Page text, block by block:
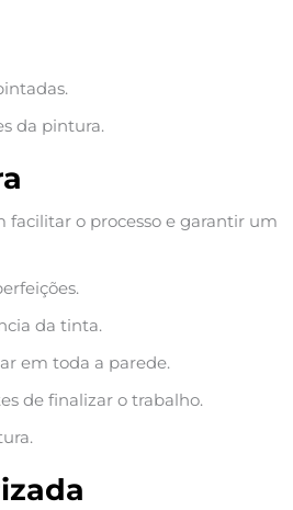
da pintura.
facilitar o processo e garantir um
da tinta.
em toda a parede.
de finalizar o trabalho.